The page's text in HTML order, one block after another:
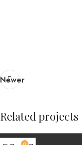
Newer
Related projects